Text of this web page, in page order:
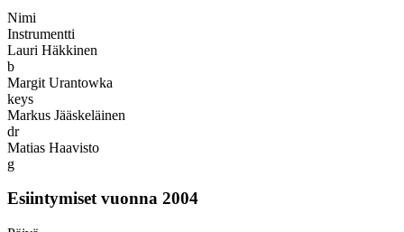
Nimi
Instrumentti
Lauri Häkkinen
b
Margit Urantowka
keys
Markus Jääskeläinen
dr
Matias Haavisto
g
Esiintymiset vuonna 2004